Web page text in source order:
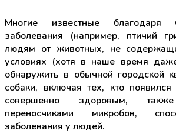
Многие известные
заболевания (например, птичий
людям от животных, не
условиях (хотя в наше время
обнаружить в обычной городской
собаки, включая тех, кто
совершенно здоровым,
переносчиками микробов,
заболевания у людей.